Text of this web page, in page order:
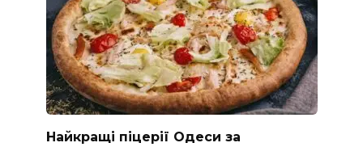
Найкращі піцерії Одеси за